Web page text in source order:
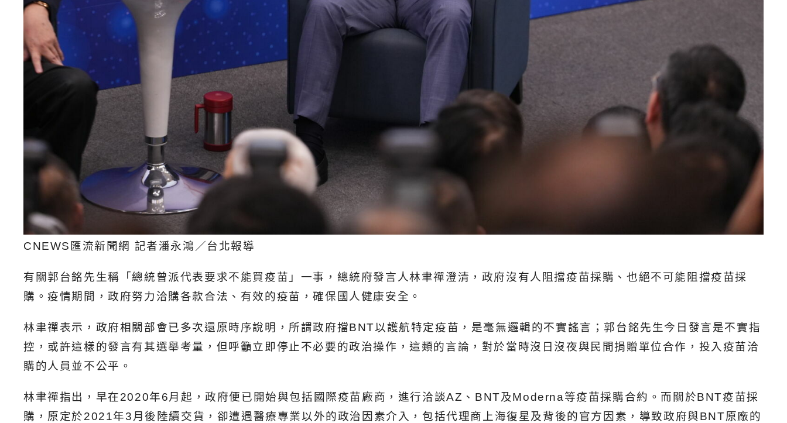
CNEWS匯流新聞網 記者潘永鴻／台北報導
有關郭台銘先生稱「總統曾派代表要求不能買疫苗」一事，總統府發言人林聿禪澄清，政府沒有人阻擋疫苗採購、也絕不可能阻擋疫苗採
購。疫情期間，政府努力洽購各款合法、有效的疫苗，確保國人健康安全。
林聿禪表示，政府相關部會已多次還原時序說明，所謂政府擋BNT以護航特定疫苗，是毫無邏輯的不實謠言；郭台銘先生今日發言是不實指
控，或許這樣的發言有其選舉考量，但呼籲立即停止不必要的政治操作，這類的言論，對於當時沒日沒夜與民間捐贈單位合作，投入疫苗洽
購的人員並不公平。
林聿禪指出，早在2020年6月起，政府便已開始與包括國際疫苗廠商，進行洽談AZ、BNT及Moderna等疫苗採購合約。而關於BNT疫苗採
購，原定於2021年3月後陸續交貨，卻遭遇醫療專業以外的政治因素介入，包括代理商上海復星及背後的官方因素，導致政府與BNT原廠的